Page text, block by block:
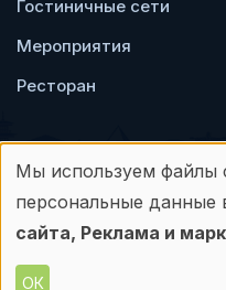
Гостиничные сети
Мероприятия
Ресторан
Пользовательское
соглашение
Мы используем файлы
персональные данные
сайта, Реклама и
ОК